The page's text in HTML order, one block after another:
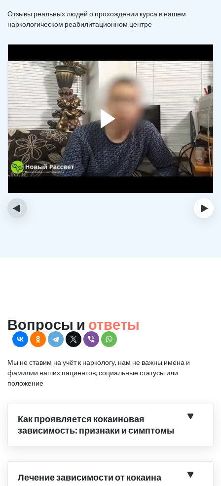
Отзывы реальных людей о прохождении курса в нашем
наркологическом реабилитационном центре
‹ ›
Вопросы и ответы
Мы не ставим на учёт к наркологу, нам не важны имена и
фамилии наших пациентов, социальные статусы или
положение
Как проявляется кокаиновая
зависимость: признаки и симптомы
Лечение зависимости от кокаина